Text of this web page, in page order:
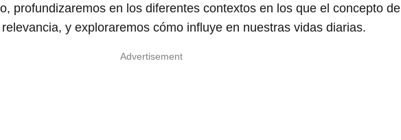
profundizaremos en los diferentes contextos en los que el concepto de
y exploraremos cómo influye en nuestras vidas diarias.
Advertisement